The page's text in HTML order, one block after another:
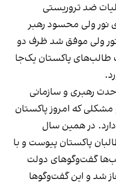
ضد تروریستی
در سال ۲۰۱۸ مولوی نور ولی محسود رهبر
ولی موفق شد ظرف دو
پاکستان یک‌جا
وحدت رهبری و سازمانی
مشکلی که امروز پاکستان
در همین سال
پاکستان پیوست و با
گفت‌وگوهای دولت
شد و این گفت‌وگوها